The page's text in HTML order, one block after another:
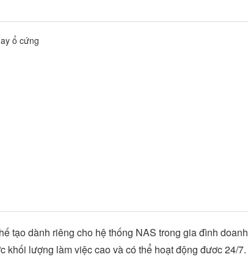
ổ cứng
tạo dành riêng cho hệ thống NAS trong gia đình doanh
lượng làm việc cao và có thể hoạt động đươc 24/7.